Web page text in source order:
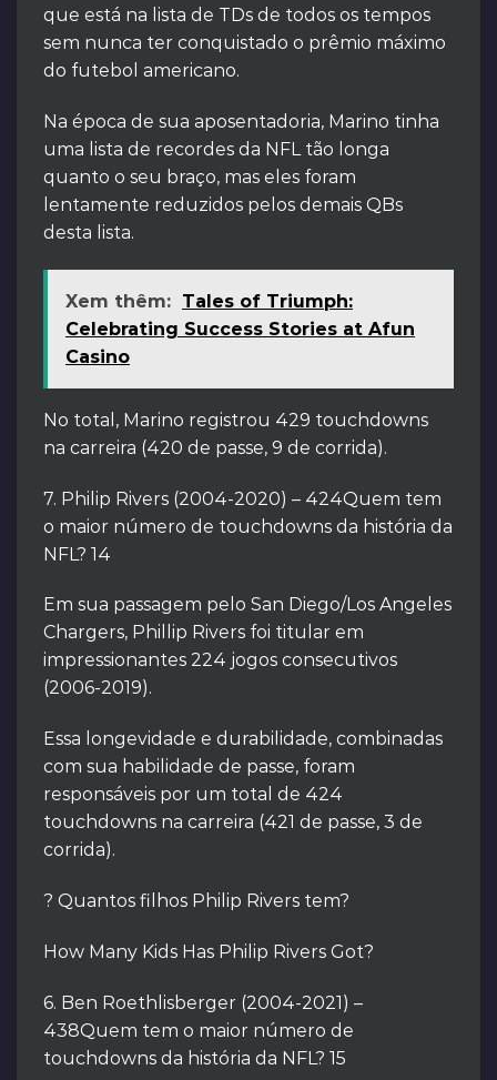
que está na lista de TDs de todos os tempos
sem nunca ter conquistado o prêmio máximo
do futebol americano.
Na época de sua aposentadoria, Marino tinha
uma lista de recordes da NFL tão longa
quanto o seu braço, mas eles foram
lentamente reduzidos pelos demais QBs
desta lista.
Xem thêm: Tales of Triumph:
Celebrating Success Stories at Afun
Casino
No total, Marino registrou 429 touchdowns
na carreira (420 de passe, 9 de corrida).
7. Philip Rivers (2004-2020) – 424Quem tem
o maior número de touchdowns da história da
NFL? 14
Em sua passagem pelo San Diego/Los Angeles
Chargers, Phillip Rivers foi titular em
impressionantes 224 jogos consecutivos
(2006-2019).
Essa longevidade e durabilidade, combinadas
com sua habilidade de passe, foram
responsáveis por um total de 424
touchdowns na carreira (421 de passe, 3 de
corrida).
? Quantos filhos Philip Rivers tem?
How Many Kids Has Philip Rivers Got?
6. Ben Roethlisberger (2004-2021) –
438Quem tem o maior número de
touchdowns da história da NFL? 15